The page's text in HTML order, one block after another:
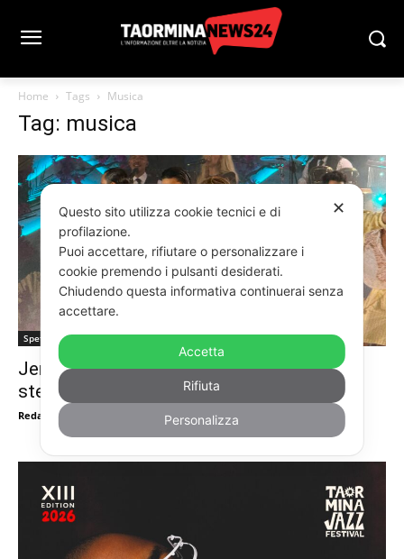
Home Tags Musica
Tag: musica
Spettacoli
Jennifer Lopez infiamma Taormina, show
stellare al party Dolce&Gabbana
RedazioneTn24 Luglio 16, 2026
✕
Questo sito utilizza cookie tecnici e di
profilazione.
Puoi accettare, rifiutare o personalizzare i
cookie premendo i pulsanti desiderati.
Chiudendo questa informativa continuerai senza
accettare.
Accetta
Rifiuta
Personalizza